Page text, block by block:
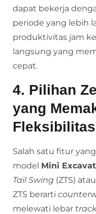
dapat bekerja
periode yang lebih
produktivitas jam
langsung yang
cepat.
4. Pilihan
yang
Salah satu fitur
model Mini
Tail Swing (ZTS) atau
ZTS berarti
melewati lebar